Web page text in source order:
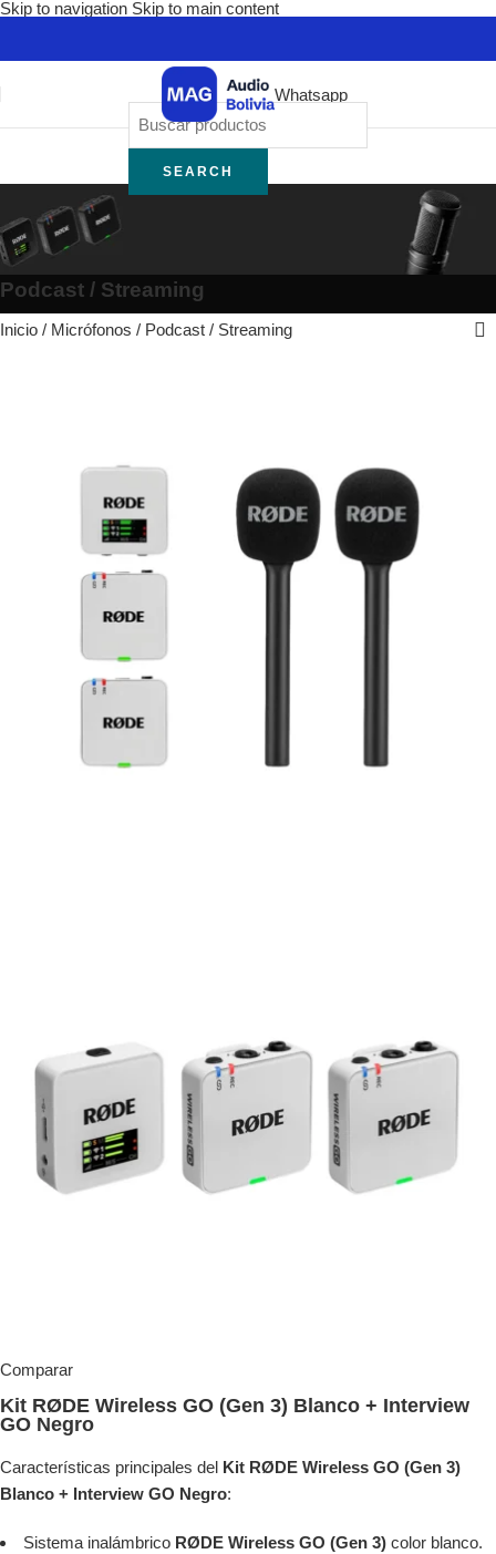
Skip to navigation Skip to main content
Whatsapp
SEARCH
Podcast / Streaming
Inicio / Micrófonos / Podcast / Streaming
Comparar
Kit RØDE Wireless GO (Gen 3) Blanco + Interview
GO Negro
Características principales del Kit RØDE Wireless GO (Gen 3)
Blanco + Interview GO Negro:
Sistema inalámbrico RØDE Wireless GO (Gen 3) color blanco.